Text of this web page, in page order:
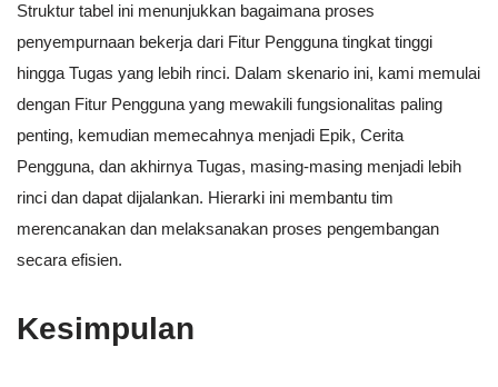
Struktur tabel ini menunjukkan bagaimana proses
penyempurnaan bekerja dari Fitur Pengguna tingkat tinggi
hingga Tugas yang lebih rinci. Dalam skenario ini, kami memulai
dengan Fitur Pengguna yang mewakili fungsionalitas paling
penting, kemudian memecahnya menjadi Epik, Cerita
Pengguna, dan akhirnya Tugas, masing-masing menjadi lebih
rinci dan dapat dijalankan. Hierarki ini membantu tim
merencanakan dan melaksanakan proses pengembangan
secara efisien.
Kesimpulan